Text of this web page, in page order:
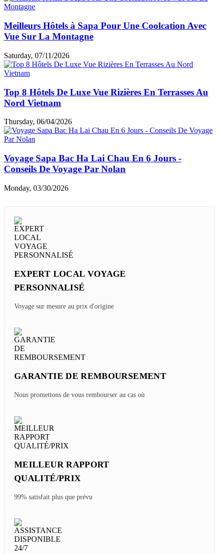
Meilleurs Hôtels à Sapa Pour Une Coolcation Avec
Vue Sur La Montagne
Saturday, 07/11/2026
Top 8 Hôtels De Luxe Vue Rizières En Terrasses Au
Nord Vietnam
Thursday, 06/04/2026
Voyage Sapa Bac Ha Lai Chau En 6 Jours -
Conseils De Voyage Par Nolan
Monday, 03/30/2026
EXPERT LOCAL VOYAGE
PERSONNALISÉ
Voyage sur mesure au prix d'origine
GARANTIE DE REMBOURSEMENT
Nous promettons de vous rembourser au cas où
MEILLEUR RAPPORT
QUALITÉ/PRIX
99% satisfait plus que prévu